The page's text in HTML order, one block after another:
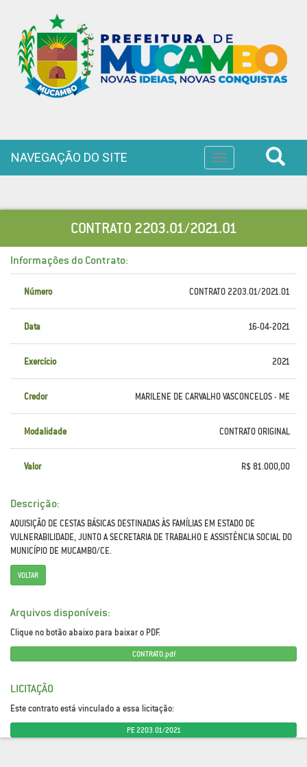
Toggle
navigation
NAVEGAÇÃO DO SITE
CONTRATO 2203.01/2021.01
Informações do Contrato:
Número CONTRATO 2203.01/2021.01
Data 16-04-2021
Exercício 2021
Credor MARILENE DE CARVALHO VASCONCELOS - ME
Modalidade CONTRATO ORIGINAL
Valor R$ 81.000,00
Descrição:
AQUISIÇÃO DE CESTAS BÁSICAS DESTINADAS ÀS FAMÍLIAS EM ESTADO DE
VULNERABILIDADE, JUNTO A SECRETARIA DE TRABALHO E ASSISTÊNCIA SOCIAL DO
MUNICÍPIO DE MUCAMBO/CE.
VOLTAR
Arquivos disponíveis:
Clique no botão abaixo para baixar o PDF.
CONTRATO.pdf
LICITAÇÃO
Este contrato está vinculado a essa licitação:
PE 2203.01/2021